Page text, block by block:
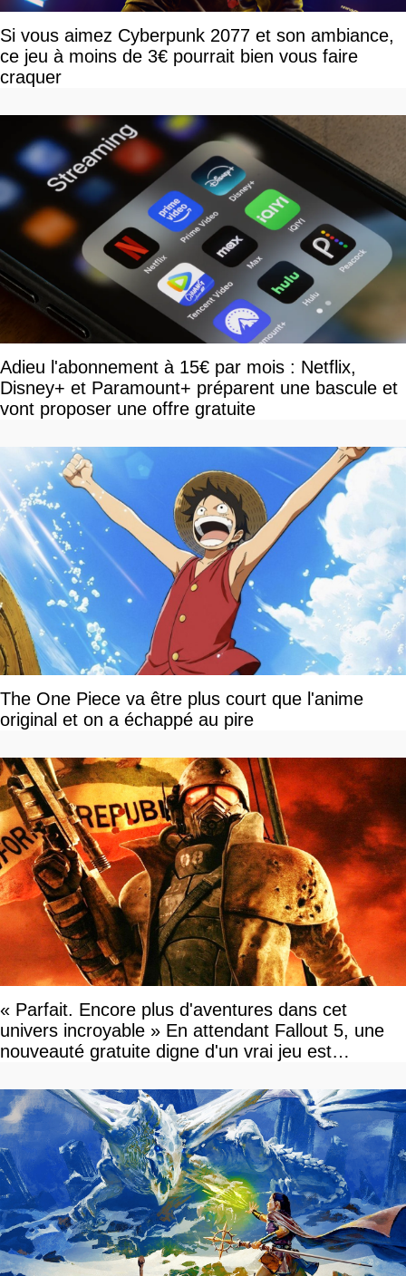
Si vous aimez Cyberpunk 2077 et son ambiance,
ce jeu à moins de 3€ pourrait bien vous faire
craquer
Adieu l'abonnement à 15€ par mois : Netflix,
Disney+ et Paramount+ préparent une bascule et
vont proposer une offre gratuite
The One Piece va être plus court que l'anime
original et on a échappé au pire
« Parfait. Encore plus d'aventures dans cet
univers incroyable » En attendant Fallout 5, une
nouveauté gratuite digne d'un vrai jeu est